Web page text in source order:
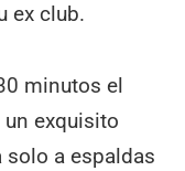
ex club.
minutos el
exquisito
solo a espaldas